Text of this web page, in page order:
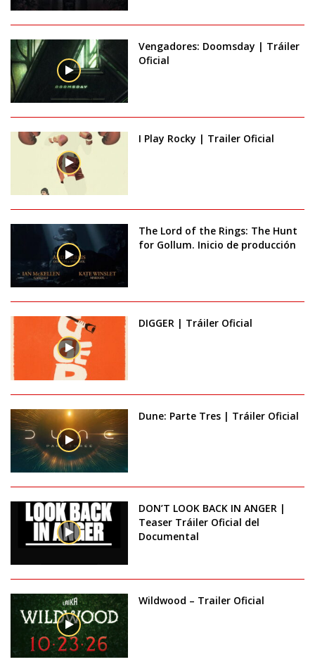
Vengadores: Doomsday | Tráiler
Oficial
I Play Rocky | Trailer Oficial
The Lord of the Rings: The Hunt
for Gollum. Inicio de producción
DIGGER | Tráiler Oficial
Dune: Parte Tres | Tráiler Oficial
DON’T LOOK BACK IN ANGER |
Teaser Tráiler Oficial del
Documental
Wildwood – Trailer Oficial